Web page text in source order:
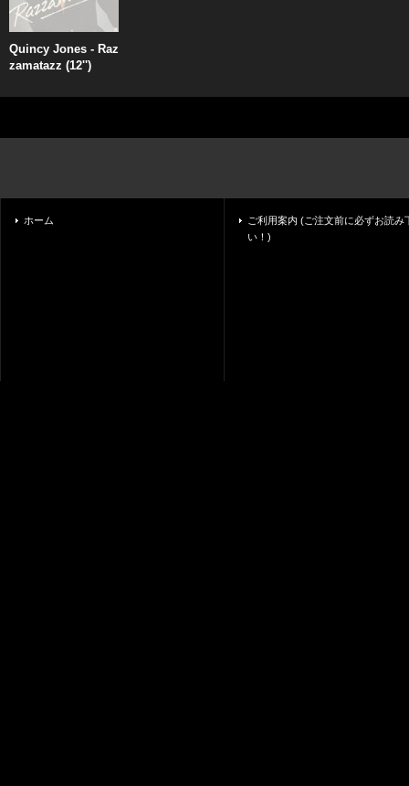
Quincy Jones - Raz
zamatazz (12'')
ホーム
ご利用案内 (ご注文前に必ずお読み
い！)